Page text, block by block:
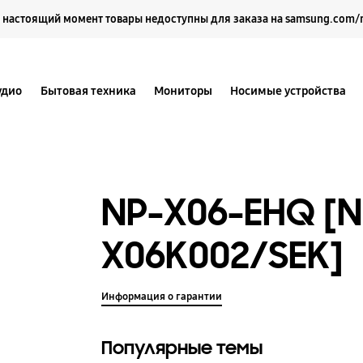
настоящий момент товары недоступны для заказа на samsung.com/
Бытовая техника Мониторы Носимые устройства
NP-X06-EHQ
X06K002/SEK]
Информация о гарантии
Популярные темы